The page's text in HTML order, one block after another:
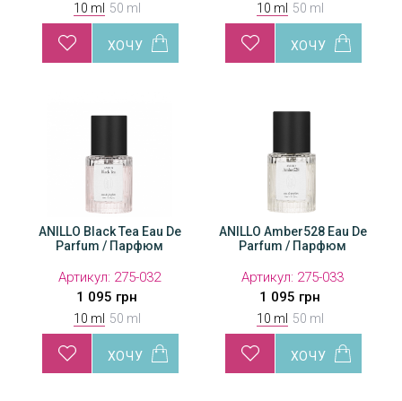
10 ml 50 ml 10 ml 50 ml
ANILLO Black Tea Eau De
Parfum / Парфюм
Артикул: 275-032
1 095 грн
ANILLO Black Tea Eau De
Parfum / Парфюм
Артикул:275-048
2 675 грн
10 ml 50 ml
ANILLO Amber528 Eau De
Parfum / Парфюм
Артикул:275-049
2 675 грн
ANILLO Amber528 Eau De
Parfum / Парфюм
Артикул: 275-033
1 095 грн
10 ml 50 ml